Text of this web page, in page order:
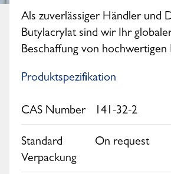
Als zuverlässiger Händler und
Butylacrylat sind wir Ihr
Beschaffung von hochwertigen
Produktspezifikation
CAS Number 141-32-2
Standard
Verpackung
On request